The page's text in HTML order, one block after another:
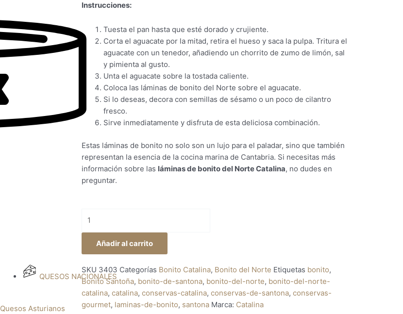
QUESOS NACIONALES
Quesos Asturianos
Instrucciones:
Tuesta el pan hasta que esté dorado y crujiente.
Corta el aguacate por la mitad, retira el hueso y saca la pulpa. Tritura el
aguacate con un tenedor, añadiendo un chorrito de zumo de limón, sal
y pimienta al gusto.
Unta el aguacate sobre la tostada caliente.
Coloca las láminas de bonito del Norte sobre el aguacate.
Si lo deseas, decora con semillas de sésamo o un poco de cilantro
fresco.
Sirve inmediatamente y disfruta de esta deliciosa combinación.
Estas láminas de bonito no solo son un lujo para el paladar, sino que también
representan la esencia de la cocina marina de Cantabria. Si necesitas más
información sobre las láminas de bonito del Norte Catalina, no dudes en
preguntar.
de
selección
115grs
Catalina
cantidad
Añadir al carrito
SKU 3403 Categorías Bonito Catalina, Bonito del Norte Etiquetas bonito,
Bonito Santoña, bonito-de-santona, bonito-del-norte, bonito-del-norte-
catalina, catalina, conservas-catalina, conservas-de-santona, conservas-
gourmet, laminas-de-bonito, santona Marca: Catalina